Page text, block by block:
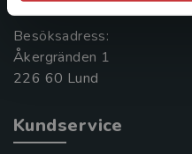
Besöksadress:
Åkergränden 1
Kundservice